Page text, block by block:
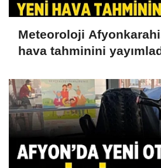
Meteoroloji
hava tahminini